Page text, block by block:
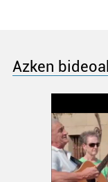
Azken